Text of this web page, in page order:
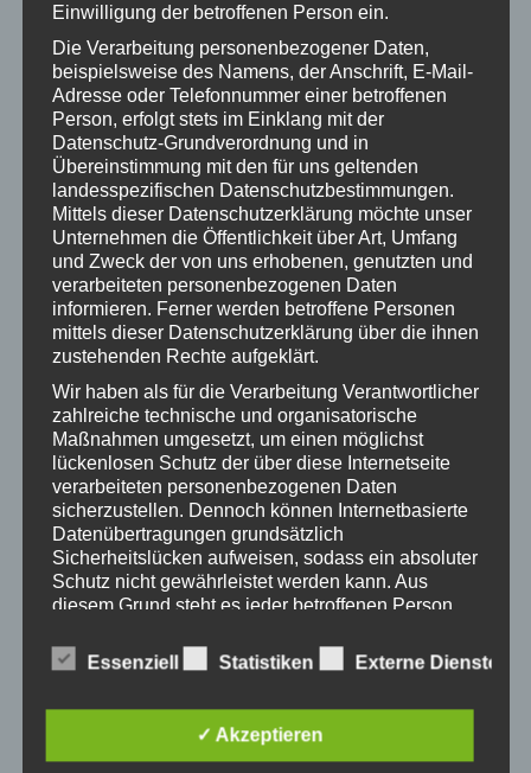
Vortragende:
Mag.a (FH) Martina Kugi, Mädchenzentrum
Klagenfurt
Ort:Mädchenzentrum Klagenfurt, Karfreitstr. 8/II, 9020
Klagenfurt
Uhrzeit:9-16 Uhr
PH-Studierende sowie im Dienst stehende Lehrer_innen
melden sich überPH-Onlinezur dieser
Fortbildungsveranstaltung an.
Kontakt und Info für Externe:
Mail:sadounig@maedchenzentrum.at
ZUM KALENDER HINZUFÜGEN
DETAILS
Zeit:
VERANSTALTER
Telefon
Einwilligung der betroffenen Person ein.
Die Verarbeitung personenbezogener Daten,
beispielsweise des Namens, der Anschrift, E-Mail-
Adresse oder Telefonnummer einer betroffenen
Person, erfolgt stets im Einklang mit der
Datenschutz-Grundverordnung und in
Übereinstimmung mit den für uns geltenden
landesspezifischen Datenschutzbestimmungen.
Mittels dieser Datenschutzerklärung möchte unser
Unternehmen die Öffentlichkeit über Art, Umfang
und Zweck der von uns erhobenen, genutzten und
verarbeiteten personenbezogenen Daten
informieren. Ferner werden betroffene Personen
mittels dieser Datenschutzerklärung über die ihnen
zustehenden Rechte aufgeklärt.
Wir haben als für die Verarbeitung Verantwortlicher
zahlreiche technische und organisatorische
Maßnahmen umgesetzt, um einen möglichst
lückenlosen Schutz der über diese Internetseite
verarbeiteten personenbezogenen Daten
sicherzustellen. Dennoch können Internetbasierte
Datenübertragungen grundsätzlich
Sicherheitslücken aufweisen, sodass ein absoluter
Schutz nicht gewährleistet werden kann. Aus
diesem Grund steht es jeder betroffenen Person
alternativen Wegen, beispielsweise telefonisch, an
uns zu übermitteln.
Begriffsbestimmungen
Die Datenschutzerklärung beruht auf den
Essenziell Statistiken Externe Dienste
✓ Akzeptieren